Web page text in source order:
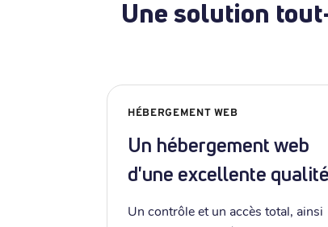
Une solution
HÉBERGEMENT WEB
Un hébergement web
d'une excellente qualité
Un contrôle et un accès total, ainsi